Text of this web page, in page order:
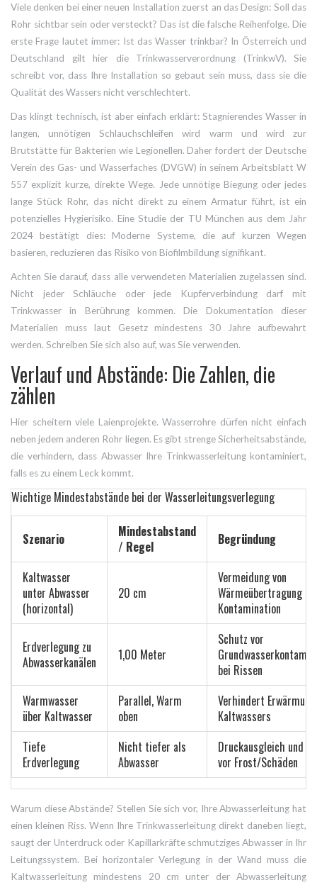
Viele denken bei einer neuen Installation zuerst an das Design: Soll das
Rohr sichtbar sein oder versteckt? Das ist die falsche Reihenfolge. Die
erste Frage lautet immer: Ist das Wasser trinkbar? In Österreich und
Deutschland gilt hier die Trinkwasserverordnung (TrinkwV). Sie
schreibt vor, dass Ihre Installation so gebaut sein muss, dass sie die
Qualität des Wassers nicht verschlechtert.
Das klingt technisch, ist aber einfach erklärt: Stagnierendes Wasser in
langen, unnötigen Schlauchschleifen wird warm und wird zur
Brutstätte für Bakterien wie Legionellen. Daher fordert der Deutsche
Verein des Gas- und Wasserfaches (DVGW) in seinem Arbeitsblatt W
557 explizit kurze, direkte Wege. Jede unnötige Biegung oder jedes
lange Stück Rohr, das nicht direkt zu einem Armatur führt, ist ein
potenzielles Hygierisiko. Eine Studie der TU München aus dem Jahr
2024 bestätigt dies: Moderne Systeme, die auf kurzen Wegen
basieren, reduzieren das Risiko von Biofilmbildung signifikant.
Achten Sie darauf, dass alle verwendeten Materialien zugelassen sind.
Nicht jeder Schläuche oder jede Kupferverbindung darf mit
Trinkwasser in Berührung kommen. Die Dokumentation dieser
Materialien muss laut Gesetz mindestens 30 Jahre aufbewahrt
werden. Schreiben Sie sich also auf, was Sie verwenden.
Verlauf und Abstände: Die Zahlen, die
zählen
Hier scheitern viele Laienprojekte. Wasserrohre dürfen nicht einfach
neben jedem anderen Rohr liegen. Es gibt strenge Sicherheitsabstände,
die verhindern, dass Abwasser Ihre Trinkwasserleitung kontaminiert,
falls es zu einem Leck kommt.
Wichtige Mindestabstände bei der Wasserleitungsverlegung
Szenario
Mindestabstand
/ Regel
Begründung
Kaltwasser
unter Abwasser
(horizontal)
20 cm
Vermeidung von
Wärmeübertragung
Kontamination
Erdverlegung zu
Abwasserkanälen
1,00 Meter
Schutz vor
bei Rissen
Warmwasser
über Kaltwasser
Parallel, Warm
oben
Verhindert
Kaltwassers
Tiefe
Erdverlegung
Nicht tiefer als
Abwasser
Druckausgleich und
vor Frost/Schäden
Warum diese Abstände? Stellen Sie sich vor, Ihre Abwasserleitung hat
einen kleinen Riss. Wenn Ihre Trinkwasserleitung direkt daneben liegt,
saugt der Unterdruck oder Kapillarkräfte schmutziges Abwasser in Ihr
Leitungssystem. Bei horizontaler Verlegung in der Wand muss die
Kaltwasserleitung mindestens 20 cm unter der Abwasserleitung